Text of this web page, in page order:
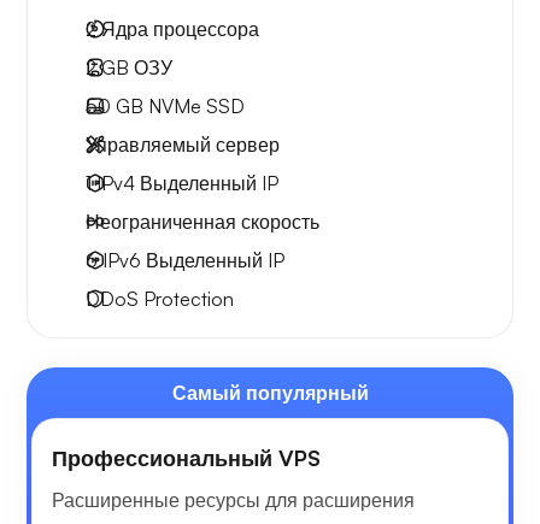
2Ядра процессора
2 GB ОЗУ
50 GB NVMe SSD
Управляемый сервер
1 IPv4 Выделенный IP
Неограниченная скорость
6 IPv6 Выделенный IP
DDoS Protection
Самый популярный
Профессиональный VPS
Расширенные ресурсы для расширения